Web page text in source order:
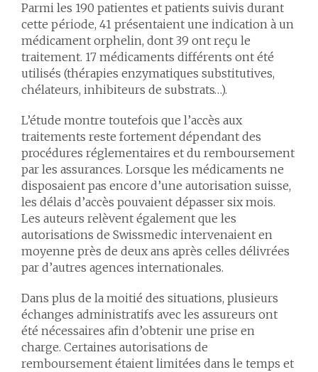
Parmi les 190 patientes et patients suivis durant
cette période, 41 présentaient une indication à un
médicament orphelin, dont 39 ont reçu le
traitement. 17 médicaments différents ont été
utilisés (thérapies enzymatiques substitutives,
chélateurs, inhibiteurs de substrats…).
L’étude montre toutefois que l’accès aux
traitements reste fortement dépendant des
procédures réglementaires et du remboursement
par les assurances. Lorsque les médicaments ne
disposaient pas encore d’une autorisation suisse,
les délais d’accès pouvaient dépasser six mois.
Les auteurs relèvent également que les
autorisations de Swissmedic intervenaient en
moyenne près de deux ans après celles délivrées
par d’autres agences internationales.
Dans plus de la moitié des situations, plusieurs
échanges administratifs avec les assureurs ont
été nécessaires afin d’obtenir une prise en
charge. Certaines autorisations de
remboursement étaient limitées dans le temps et